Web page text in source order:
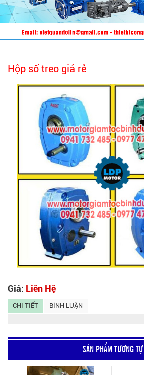
Hộp số treo giá rẻ
Giá: Liên Hệ
CHI TIẾT BÌNH LUẬN
SẢN PHẨM TƯƠNG TỰ